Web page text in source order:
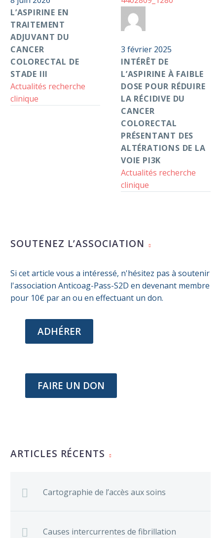
du
cancer
colorectal
de
stade
III
L’ASPIRINE EN
TRAITEMENT
ADJUVANT DU
CANCER
COLORECTAL DE
STADE III
Actualités recherche
clinique
Intérêt
de
à
faible
dose
pour
réduire
la
récidive
du
cancer
colorectal
présentant
des
PI3K
3 février 2025
INTÉRÊT DE
L’ASPIRINE À FAIBLE
DOSE POUR RÉDUIRE
LA RÉCIDIVE DU
CANCER
COLORECTAL
PRÉSENTANT DES
ALTÉRATIONS DE LA
VOIE PI3K
Actualités recherche
clinique
SOUTENEZ L’ASSOCIATION
Si cet article vous a intéressé, n'hésitez pas à soutenir
l'association Anticoag-Pass-S2D en devenant membre
pour 10€ par an ou en effectuant un don.
ADHÉRER
FAIRE UN DON
ARTICLES RÉCENTS
Cartographie de l’accès aux soins
Causes intercurrentes de fibrillation